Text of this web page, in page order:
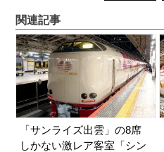
関連記事
「サンライズ出雲」の8席
しかない激レア客室「シン